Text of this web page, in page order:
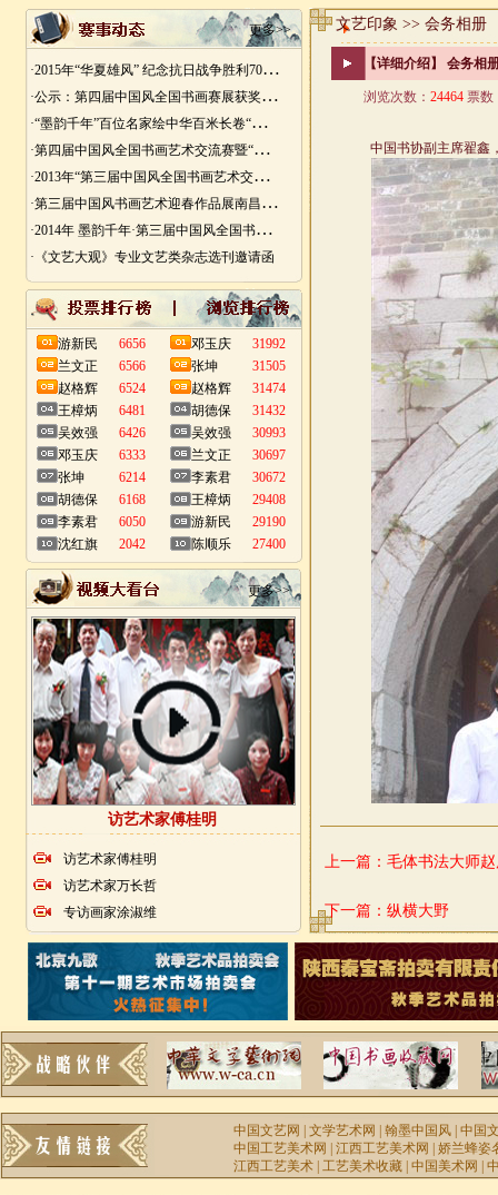
更多>>
·
2015年“华夏雄风” 纪念抗日战争胜利70周年书画展征稿
·
公示：第四届中国风全国书画赛展获奖入展名单
·
“墨韵千年”百位名家绘中华百米长卷“华夏五千年锦绣山河图”创作
·
第四届中国风全国书画艺术交流赛暨“华夏五千年锦绣山河图”百位名家绘中华百米长卷创作邀请展
·
2013年“第三届中国风全国书画艺术交流赛” 获奖名单
·
第三届中国风书画艺术迎春作品展南昌展胜利开幕
·
2014年 墨韵千年·第三届中国风全国书画艺术迎春作品展 南昌展
·《文艺大观》专业文艺类杂志选刊邀请函
游新民
6656
兰文正
6566
赵格辉
6524
王樟炳
6481
吴效强
6426
邓玉庆
6333
张坤
6214
胡德保
6168
李素君
6050
沈红旗
2042
邓玉庆
31992
张坤
31505
赵格辉
31474
胡德保
31432
吴效强
30993
兰文正
30697
李素君
30672
王樟炳
29408
游新民
29190
陈顺乐
27400
更多>>
访艺术家傅桂明
访艺术家傅桂明
访艺术家万长哲
专访画家涂淑维
文艺印象 >> 会务相册
【详细介绍】 会务相
浏览次数：24464 票数
上一篇：毛体书法大师
下一篇：纵横大野
中国文艺网 |文学艺术网 |翰墨中国风 |中国
中国工艺美术网
|江西工艺美术网 |娇兰蜂姿
江西工艺美术 |工艺美术收藏 |中国美术网 |